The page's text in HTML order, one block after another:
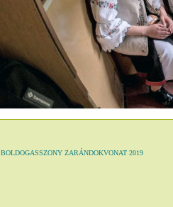
BOLDOGASSZONY ZARÁNDOKVONAT 2019